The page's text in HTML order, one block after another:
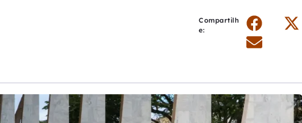
Compartilh
e: